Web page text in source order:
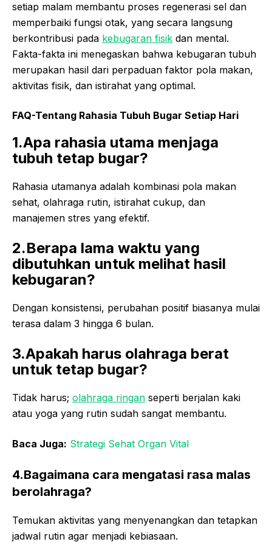
setiap malam membantu proses regenerasi sel dan
memperbaiki fungsi otak, yang secara langsung
berkontribusi pada kebugaran fisik dan mental.
Fakta-fakta ini menegaskan bahwa kebugaran tubuh
merupakan hasil dari perpaduan faktor pola makan,
aktivitas fisik, dan istirahat yang optimal.
FAQ-Tentang Rahasia Tubuh Bugar Setiap Hari
1.Apa rahasia utama menjaga
tubuh tetap bugar?
Rahasia utamanya adalah kombinasi pola makan
sehat, olahraga rutin, istirahat cukup, dan
manajemen stres yang efektif.
2.Berapa lama waktu yang
dibutuhkan untuk melihat hasil
kebugaran?
Dengan konsistensi, perubahan positif biasanya mulai
terasa dalam 3 hingga 6 bulan.
3.Apakah harus olahraga berat
untuk tetap bugar?
Tidak harus; olahraga ringan seperti berjalan kaki
atau yoga yang rutin sudah sangat membantu.
Baca Juga: Strategi Sehat Organ Vital
4.Bagaimana cara mengatasi rasa malas
berolahraga?
Temukan aktivitas yang menyenangkan dan tetapkan
jadwal rutin agar menjadi kebiasaan.